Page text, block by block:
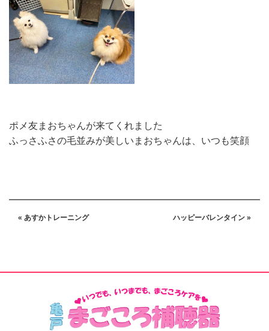
ポメ友まおちゃんが来てくれました
ふっさふさの毛並みが美しいまおちゃんは、いつも笑顔
« あすかトレーニング ハッピーバレンタイン »